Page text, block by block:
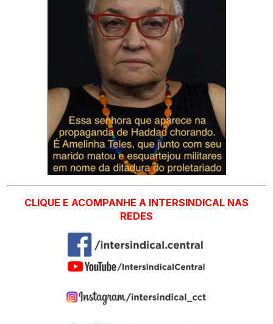
CLIQUE E ACOMPANHE A INTERSINDICAL NAS
REDES